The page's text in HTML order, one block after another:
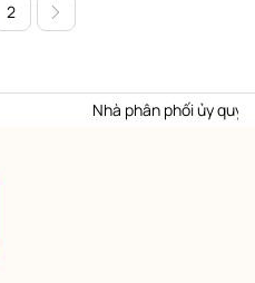
2
Nhà phân phối ủy quyền